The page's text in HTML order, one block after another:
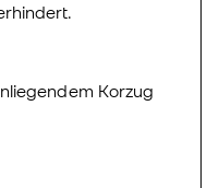
Korzug